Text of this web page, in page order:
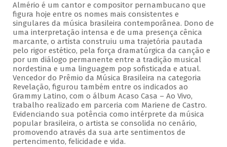
Almério é um cantor e compositor pernambucano que
figura hoje entre os nomes mais consistentes e
singulares da música brasileira contemporânea. Dono de
uma interpretação intensa e de uma presença cênica
marcante, o artista construiu uma trajetória pautada
pelo rigor estético, pela força dramatúrgica da canção e
por um diálogo permanente entre a tradição musical
nordestina e uma linguagem pop sofisticada e atual.
Vencedor do Prêmio da Música Brasileira na categoria
Revelação, figurou também entre os indicados ao
Grammy Latino, com o álbum Acaso Casa – Ao Vivo,
trabalho realizado em parceria com Mariene de Castro.
Evidenciando sua potência como intérprete da música
popular brasileira, o artista se consolida no cenário,
promovendo através da sua arte sentimentos de
pertencimento, felicidade e vida.